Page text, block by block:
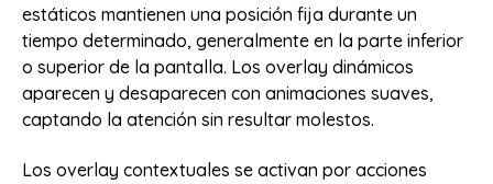
estáticos mantienen una posición fija durante un
tiempo determinado, generalmente en la parte inferior
o superior de la pantalla. Los overlay dinámicos
aparecen y desaparecen con animaciones suaves,
captando la atención sin resultar molestos.
Los overlay contextuales se activan por acciones